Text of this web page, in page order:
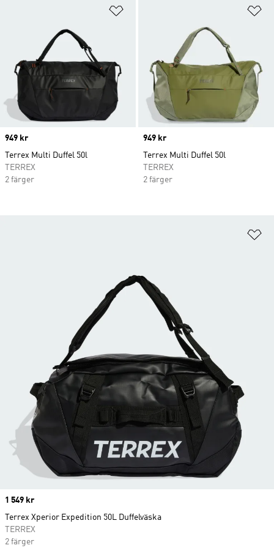
Price
949 kr
Terrex Multi Duffel 50l
TERREX
2 färger
Price
949 kr
Terrex Multi Duffel 50l
TERREX
2 färger
Price
1 549 kr
Terrex Xperior Expedition 50L Duffelväska
TERREX
2 färger